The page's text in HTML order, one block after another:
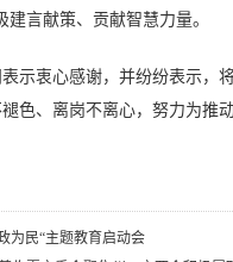
言献策、贡献智慧力量。
示衷心感谢，并纷纷表示，
色、离岗不离心，努力为推
为民“主题教育启动会